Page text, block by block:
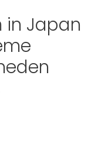
in Japan